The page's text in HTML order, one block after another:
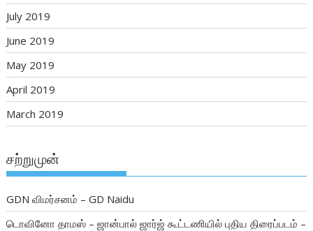
July 2019
June 2019
May 2019
April 2019
March 2019
சற்றுமுன்
GDN விமர்சனம் – GD Naidu
டொவினோ தாமஸ் – ஜான்பால் ஜார்ஜ் கூட்டணியில் புதிய திரைப்படம் –